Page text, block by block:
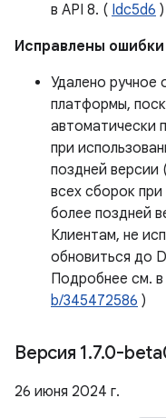
в API 8. ( Idc5d6 )
Исправлены ошибки
Удалено ручное
платформы,
автоматически
при
поздней версии
всех сборок при
более поздней
Клиентам, не
обновиться до
Подробнее см. в
b/345472586 )
Версия 1.7.0-
26 июня 2024 г.